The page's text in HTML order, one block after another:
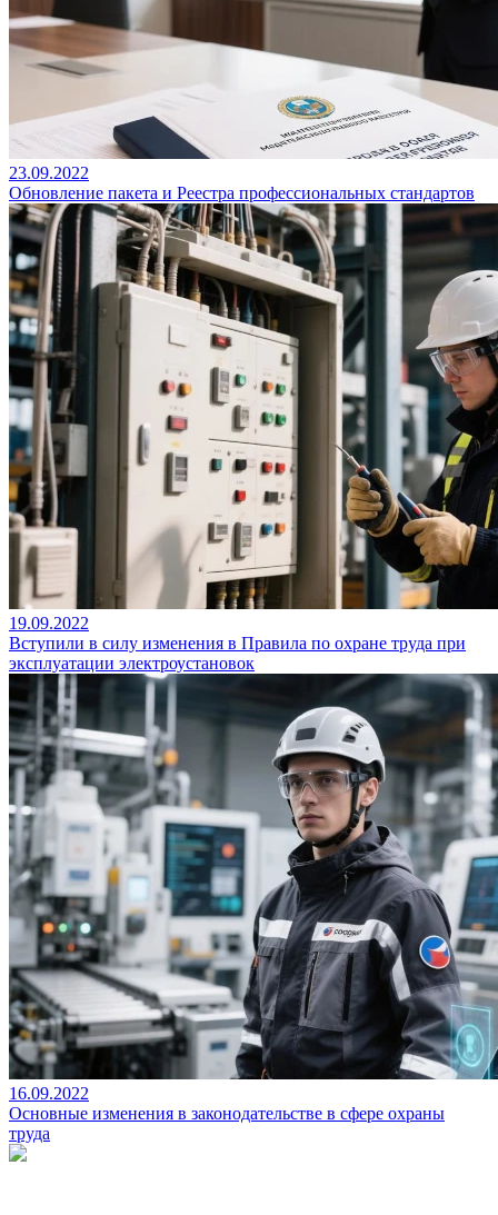
23.09.2022
Обновление пакета и Реестра профессиональных стандартов
19.09.2022
Вступили в силу изменения в Правила по охране труда при
эксплуатации электроустановок
16.09.2022
Основные изменения в законодательстве в сфере охраны
труда